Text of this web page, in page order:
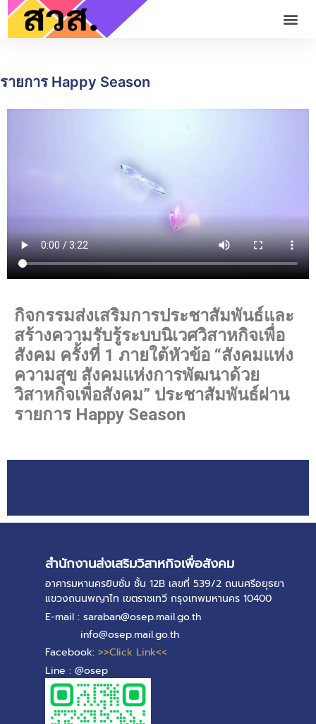
รายการ Happy Season
กิจกรรมส่งเสริมการประชาสัมพันธ์และ
สร้างความรับรู้ระบบนิเวศวิสาหกิจเพื่อ
สังคม ครั้งที่ 1 ภายใต้หัวข้อ “สังคมแห่ง
ความสุข สังคมแห่งการพัฒนาด้วย
วิสาหกิจเพื่อสังคม” ประชาสัมพันธ์ผ่าน
รายการ Happy Season
สำนักงานส่งเสริมวิสาหกิจเพื่อสังคม
อาคารมหานครยิบซั่ม ชั้น 12B เลขที่ 539/2 ถนนศรีอยุธยา
แขวงถนนพญาไท เขตราชเทวี กรุงเทพมหานคร 10400
E-mail : saraban@osep.mail.go.th
info@osep.mail.go.th
Facebook: >>Click Link<<
Line : @osep